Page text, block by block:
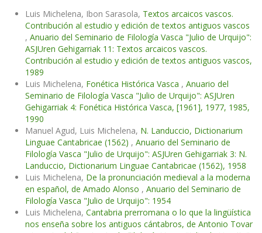
Luis Michelena, Ibon Sarasola, Textos arcaicos vascos.
Contribución al estudio y edición de textos antiguos vascos
, Anuario del Seminario de Filología Vasca "Julio de Urquijo":
ASJUren Gehigarriak 11: Textos arcaicos vascos.
Contribución al estudio y edición de textos antiguos vascos,
1989
Luis Michelena, Fonética Histórica Vasca , Anuario del
Seminario de Filología Vasca "Julio de Urquijo": ASJUren
Gehigarriak 4: Fonética Histórica Vasca, [1961], 1977, 1985,
1990
Manuel Agud, Luis Michelena, N. Landuccio, Dictionarium
Linguae Cantabricae (1562) , Anuario del Seminario de
Filología Vasca "Julio de Urquijo": ASJUren Gehigarriak 3: N.
Landuccio, Dictionarium Linguae Cantabricae (1562), 1958
Luis Michelena, De la pronunciación medieval a la moderna
en español, de Amado Alonso , Anuario del Seminario de
Filología Vasca "Julio de Urquijo": 1954
Luis Michelena, Cantabria prerromana o lo que la lingüística
nos enseña sobre los antiguos cántabros, de Antonio Tovar